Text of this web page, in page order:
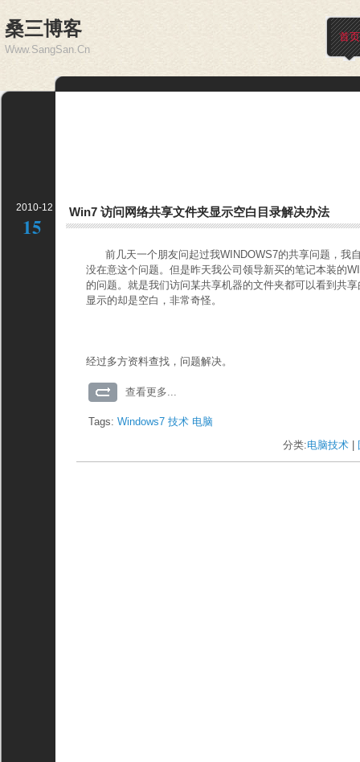
桑三博客
Www.SangSan.Cn
首页
2010-12
15
Win7 访问网络共享文件夹显示空白目录解决办法
前几天一个朋友问起过我WINDOWS7的共享问题，我
没在意这个问题。但是昨天我公司领导新买的笔记本装的
的问题。就是我们访问某共享机器的文件夹都可以看到共
显示的却是空白，非常奇怪。
经过多方资料查找，问题解决。
查看更多...
Tags:Windows7 技术 电脑
分类:电脑技术